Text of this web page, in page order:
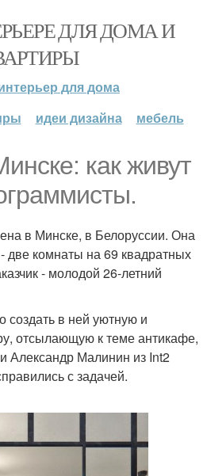
ДЛЯ ДОМА И
для дома
идеи дизайна мебель
как живут
в Минске, в Белоруссии. Она
две комнаты на 69 квадратных
- молодой 26-летний
в ней уютную и
отсылающую к теме антикафе,
Александр Малинин из Int2
с задачей.